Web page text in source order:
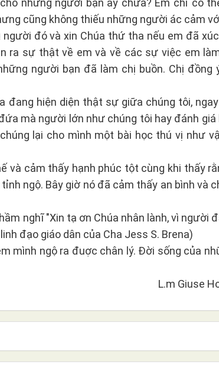
những người bạn ấy chưa? Em chỉ có
cũng không thiếu những người ác cảm
đó và xin Chúa thứ tha nếu em đã
ra sự thật về em và về các sự việc em
người bạn đã làm chị buồn. Chị đồng
hiện diện thật sự giữa chúng tôi,
mà người lớn như chúng tôi hay đánh giá
lại cho mình một bài học thú vị như
cảm thấy hạnh phúc tột cùng khi thấy
ngộ. Bây giờ nó đã cảm thấy an bình và
nghĩ "Xin tạ ơn Chúa nhân lành, vì người
đạo giáo dân của Cha Jess S. Brena)
mình ngộ ra đuợc chân lý. Đời sống của
L.m Giuse